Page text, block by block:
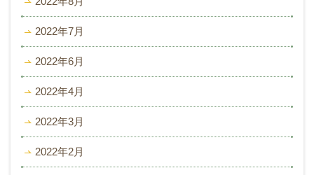
2022年7月
2022年6月
2022年4月
2022年3月
2022年2月